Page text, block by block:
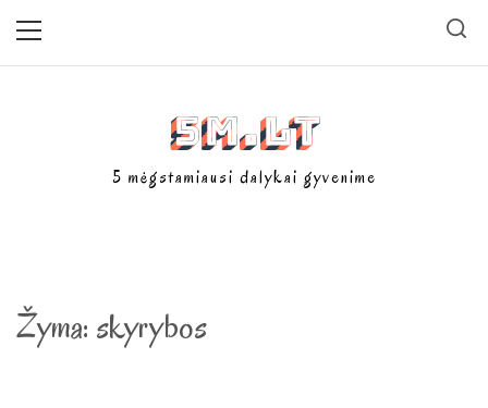
5m.lt
5 mėgstamiausi dalykai gyvenime
Žyma: skyrybos